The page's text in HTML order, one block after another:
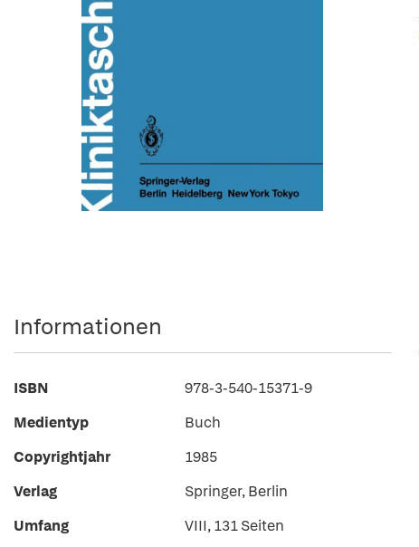
Informationen
ISBN
978-3-540-15371-9
Medientyp
Buch
Copyrightjahr
1985
Verlag
Springer, Berlin
Umfang
VIII, 131 Seiten